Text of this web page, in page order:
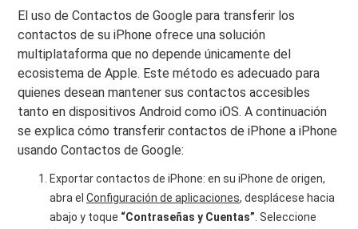
El uso de Contactos de Google para transferir los
contactos de su iPhone ofrece una solución
multiplataforma que no depende únicamente del
ecosistema de Apple. Este método es adecuado para
quienes desean mantener sus contactos accesibles
tanto en dispositivos Android como iOS. A continuación
se explica cómo transferir contactos de iPhone a iPhone
usando Contactos de Google:
Exportar contactos de iPhone: en su iPhone de origen,
abra elConfiguración de aplicaciones, desplácese hacia
abajo y toque “Contraseñas y Cuentas” . Seleccione